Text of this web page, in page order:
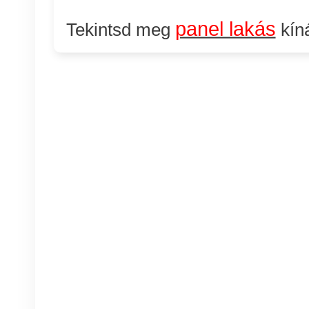
Tekintsd meg panel lakás